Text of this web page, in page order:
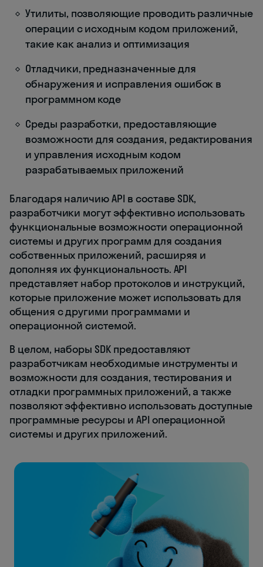
Утилиты, позволяющие проводить различные
операции с исходным кодом приложений,
такие как анализ и оптимизация
Отладчики, предназначенные для
обнаружения и исправления ошибок в
программном коде
Среды разработки, предоставляющие
возможности для создания, редактирования
и управления исходным кодом
разрабатываемых приложений
Благодаря наличию API в составе SDK,
разработчики могут эффективно использовать
функциональные возможности операционной
системы и других программ для создания
собственных приложений, расширяя и
дополняя их функциональность. API
представляет набор протоколов и инструкций,
которые приложение может использовать для
общения с другими программами и
операционной системой.
В целом, наборы SDK предоставляют
разработчикам необходимые инструменты и
возможности для создания, тестирования и
отладки программных приложений, а также
позволяют эффективно использовать доступные
программные ресурсы и API операционной
системы и других приложений.